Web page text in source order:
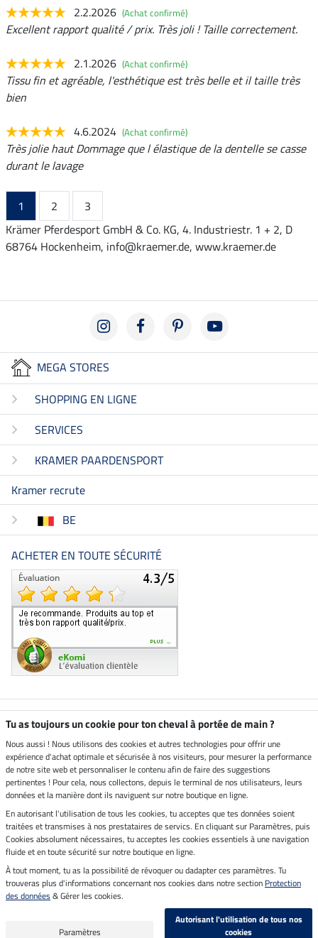
2.2.2026 (Achat confirmé)
Excellent rapport qualité / prix. Très joli ! Taille correctement.
2.1.2026 (Achat confirmé)
Tissu fin et agréable, l'esthétique est très belle et il taille très
bien
4.6.2024 (Achat confirmé)
Très jolie haut Dommage que l élastique de la dentelle se casse
durant le lavage
1 2
3
Krämer Pferdesport GmbH & Co. KG, 4. Industriestr. 1 + 2, D
68764 Hockenheim, info@kraemer.de, www.kraemer.de
MEGA STORES
SHOPPING EN LIGNE
SERVICES
KRAMER PAARDENSPORT
Kramer recrute
BE
ACHETER EN TOUTE SÉCURITÉ
Boutique climatiquement
Livraison par
Paiement sécurisé
Mentions légales
Dernière actualisation le 08.08.2026 à 14:33
Tous les prix s'entendent TVA incluse et
frais de port en sus
Tu as toujours un cookie pour ton cheval à portée de main ?
Nous aussi ! Nous utilisons des cookies et autres technologies pour offrir une
expérience d'achat optimale et sécurisée à nos visiteurs, pour mesurer la performance
de notre site web et personnaliser le contenu afin de faire des suggestions
pertinentes ! Pour cela, nous collectons, depuis le terminal de nos utilisateurs, leurs
données et la manière dont ils naviguent sur notre boutique en ligne.
En autorisant l'utilisation de tous les cookies, tu acceptes que tes données soient
traitées et transmises à nos prestataires de servics. En cliquant sur Paramètres, puis
Cookies absolument nécessaires, tu acceptes les cookies essentiels à une navigation
fluide et en toute sécurité sur notre boutique en ligne.
À tout moment, tu as la possibilité de révoquer ou dadapter ces paramètres. Tu
trouveras plus d'informations concernant nos cookies dans notre section Protection
des données & Gérer les cookies.
Paramètres
Autorisant l'utilisation de tous nos
cookies